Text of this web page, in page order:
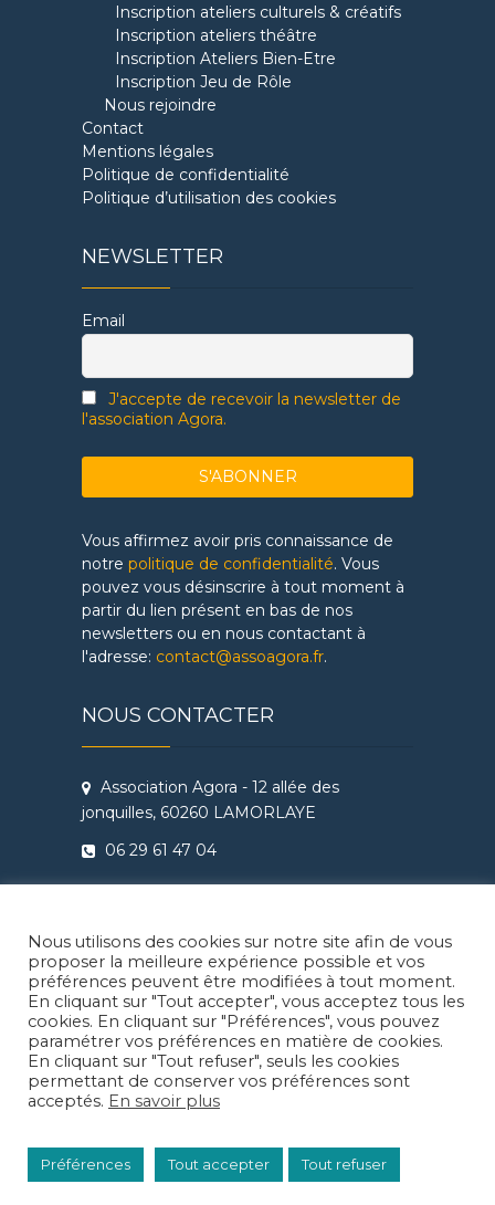
Inscription ateliers culturels & créatifs
Inscription ateliers théâtre
Inscription Ateliers Bien-Etre
Inscription Jeu de Rôle
Nous rejoindre
Contact
Mentions légales
Politique de confidentialité
Politique d’utilisation des cookies
NEWSLETTER
Email
J'accepte de recevoir la newsletter de
l'association Agora.
Vous affirmez avoir pris connaissance de
notre politique de confidentialité. Vous
pouvez vous désinscrire à tout moment à
partir du lien présent en bas de nos
newsletters ou en nous contactant à
l'adresse: contact@assoagora.fr.
NOUS CONTACTER
Association Agora - 12 allée des
jonquilles, 60260 LAMORLAYE
06 29 61 47 04
Règlement intérieur Agora - Ateliers
Théâtre & Cinéma
FacebookInstragramLinkedIn
Juliette Ducrocq| Thème parent:Theme
Freesia
| CMS:WordPress| Icones:Freepik
Nous utilisons des cookies sur notre site afin de vous
proposer la meilleure expérience possible et vos
préférences peuvent être modifiées à tout moment.
En cliquant sur "Tout accepter", vous acceptez tous les
cookies. En cliquant sur "Préférences", vous pouvez
paramétrer vos préférences en matière de cookies.
En cliquant sur "Tout refuser", seuls les cookies
permettant de conserver vos préférences sont
acceptés. En savoir plus
Préférences Tout accepter Tout refuser